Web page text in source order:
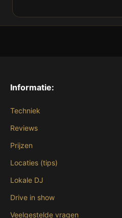
Informatie:
Techniek
Reviews
Prijzen
Locaties (tips)
Lokale DJ
Drive in show
Veelgestelde vragen